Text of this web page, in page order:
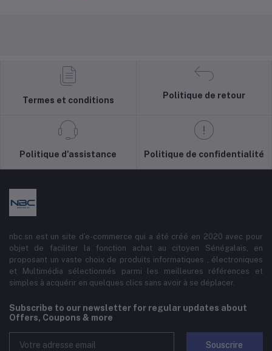
Termes et conditions
Politique de retour
Politique d'assistance Politique de confidentialité
nbc.sn est un site d’e-commerce qui a été créé en 2020 avec pour
objet de faciliter la fonction achat au citoyen Sénégalais, en
proposant un vaste choix de produits informatiques , électroniques
et Multimédia sélectionnés parmi les meilleures références et
simples à acquérir en quelques clics sans avoir à se déplacer.
Subscribe to our newsletter for regular updates about
Offers, Coupons & more
Souscrire